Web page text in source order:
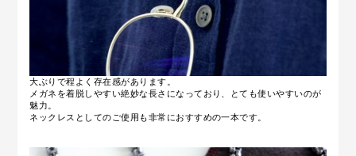
大ぶりで程よく存在感があります。
メガネを着脱しやすい絶妙な長さになっており、とても使いやすいのが
魅力。
ネックレスとしてのご使用も非常におすすめの一本です。